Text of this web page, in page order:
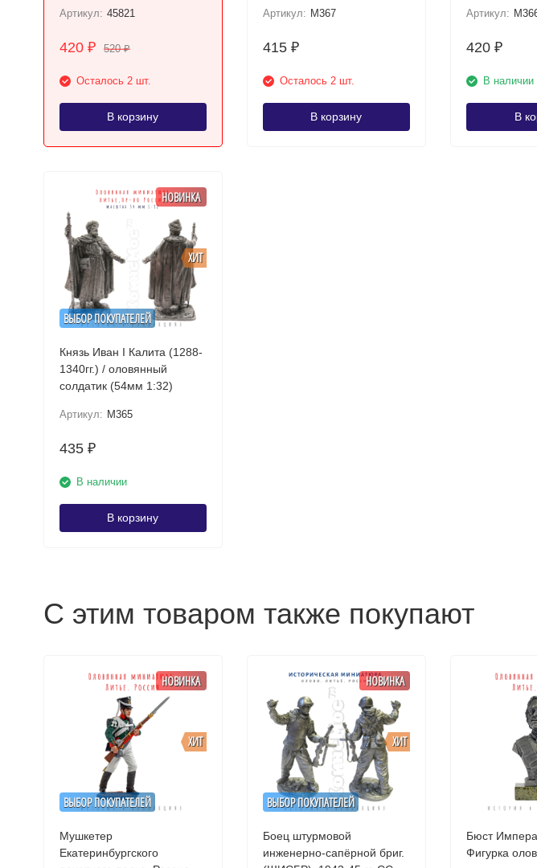
Артикул: 45821
420 ₽ 520₽
Осталось 2 шт.
В корзину
Артикул: M367
415 ₽
Осталось 2 шт.
В корзину
Артикул:
420₽
В наличии
В
ВЫБОР ПОКУПАТЕЛЕЙ
ХИТ
НОВИНКА
Князь Иван I Калита (1288-
1340гг.) / оловянный
солдатик (54мм 1:32)
Артикул: M365
435 ₽
В наличии
В корзину
С этим товаром также покупают
ВЫБОР ПОКУПАТЕЛЕЙ
ХИТ
НОВИНКА
Мушкетер
Екатеринбургского
ВЫБОР ПОКУПАТЕЛЕЙ
ХИТ
НОВИНКА
Боец штурмовой
инженерно-сапёрной бриг.
Бюст